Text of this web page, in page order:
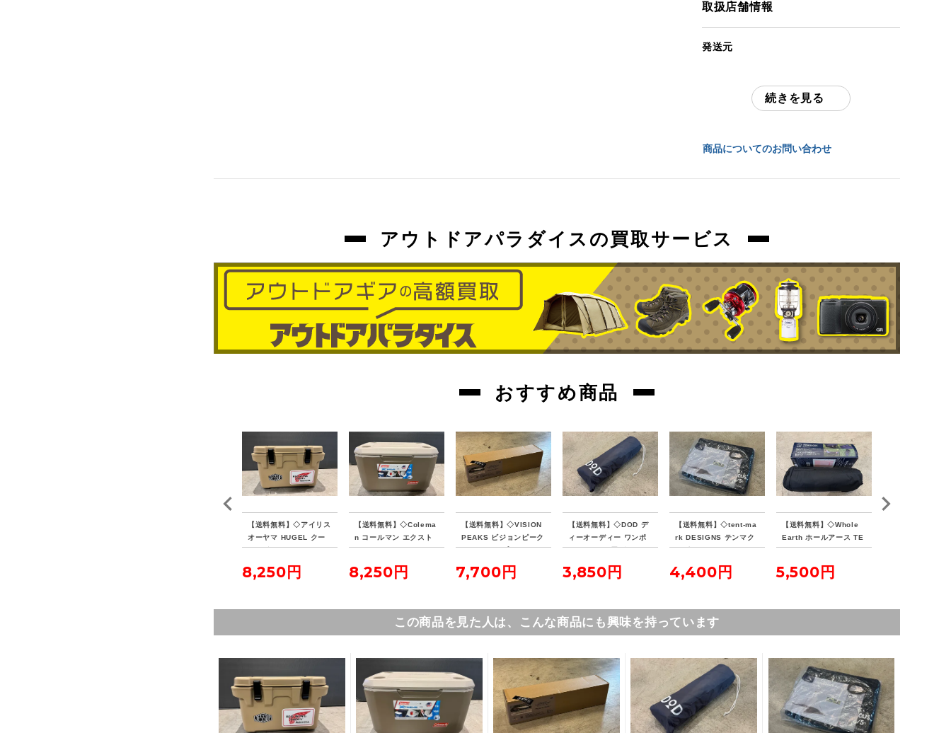
なります。
(撮影、運搬備品は除く)
中古：B（使用感少な目/小キズ、ヨゴレ
ペグ、ロープ等の消耗品は、欠品している
場合がございます。
不足分は、ご落札者様でご用意いただきま
すようお願いいたします。
万が一、記載にない使用困難な不良がござ
orb-2408170803-od-081556275
取扱店舗情報
発送元
続きを見る
商品についてのお問い合わせ
アウトドアパラダイスの買取サービス
おすすめ商品
【送料無料】◇アイリス
オーヤマ HUGEL クー
ラーボックス 20L
8,250円
【送料無料】◇Colema
n コールマン エクスト
リームクーラー 70QT
8,250円
【送料無料】◇VISION
PEAKS ビジョンピーク
ス ファイアプレイス TC
7,700円
【送料無料】◇DOD デ
ィーオーディー ワンポ
ールテントL用グランド
3,850円
【送料無料】◇tent-ma
rk DESIGNS テンマク
デザイン サーカスイン
4,400円
【送料無料】◇Whole
Earth ホールアース TE
NKU COT テンクウコッ
5,500円
この商品を見た人は、こんな商品にも興味を持っています